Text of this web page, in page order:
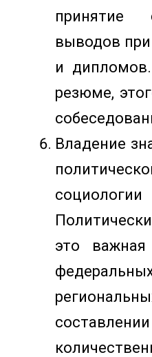
принятие
выводов
и
резюме,
Владение
это